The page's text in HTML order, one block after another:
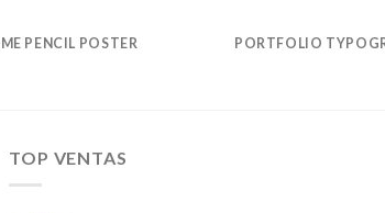
PENCIL POSTER PORTFOLIO
TOP VENTAS